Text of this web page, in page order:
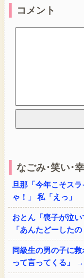
コメント
なごみ･笑い･
旦那「今年こそス
ゃ！」 私「えっ」
おとん「喪子が泣
「あんたどーした
同級生の男の子に
って言ってくる」